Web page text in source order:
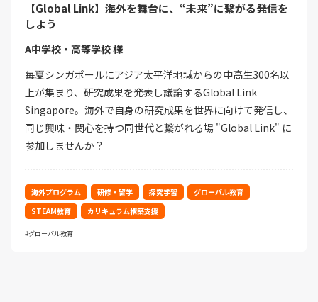
【Global Link】海外を舞台に、“未来”に繋がる発信を
しよう
A中学校・高等学校 様
毎夏シンガポールにアジア太平洋地域からの中高生300名以
上が集まり、研究成果を発表し議論するGlobal Link
Singapore。海外で自身の研究成果を世界に向けて発信し、
同じ興味・関心を持つ同世代と繋がれる場 "Global Link" に
参加しませんか？
海外プログラム 研修・留学 探究学習
グローバル教育
STEAM教育
カリキュラム構築支援
グローバル教育